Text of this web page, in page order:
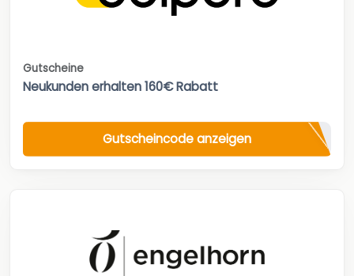
Gutscheine
Neukunden erhalten 160€ Rabatt
Gutscheincode anzeigen